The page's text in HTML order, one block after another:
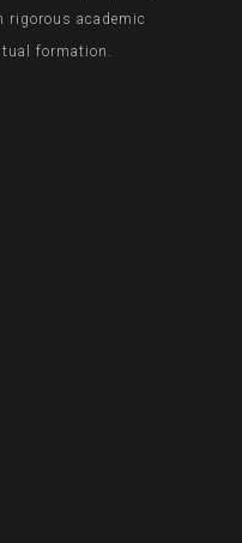
rigorous academic
formation.